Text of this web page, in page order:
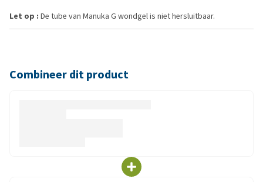
Let op : De tube van Manuka G wondgel is niet hersluitbaar.
Combineer dit product